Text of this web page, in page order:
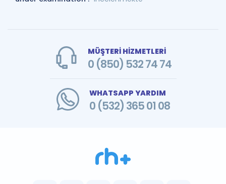
MÜŞTERİ HİZMETLERİ
0 (850) 532 74 74
WHATSAPP YARDIM
0 (532) 365 01 08